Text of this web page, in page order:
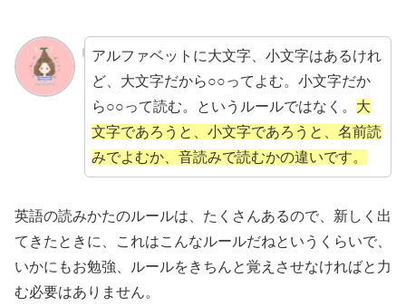
アルファベットに大文字、小文字はあるけれ
ど、大文字だから○○ってよむ。小文字だか
ら○○って読む。というルールではなく。 大
文字であろうと、小文字であろうと、名前読
みでよむか、音読みで読むかの違いです。
英語の読みかたのルールは、たくさんあるので、新しく出
てきたときに、これはこんなルールだねというくらいで、
いかにもお勉強、ルールをきちんと覚えさせなければと力
む必要はありません。